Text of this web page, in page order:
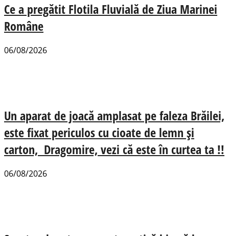
Ce a pregătit Flotila Fluvială de Ziua Marinei
Române
06/08/2026
Un aparat de joacă amplasat pe faleza Brăilei,
este fixat periculos cu cioate de lemn și
carton, Dragomire, vezi că este în curtea ta !!
06/08/2026